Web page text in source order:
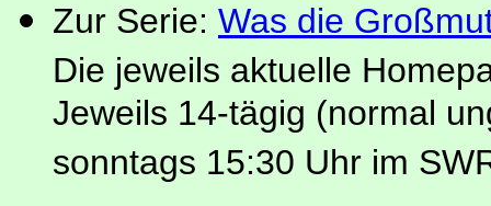
Zur Serie: Was die
Die jeweils aktuelle
Jeweils 14-tägig (normal
sonntags 15:30 Uhr im